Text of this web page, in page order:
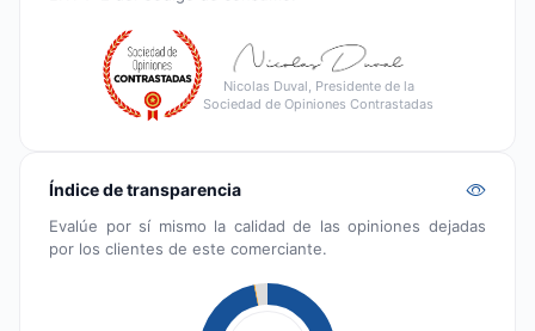
Nicolas Duval, Presidente de la
Sociedad de Opiniones Contrastadas
Índice de transparencia
Evalúe por sí mismo la calidad de las opiniones dejadas
por los clientes de este comerciante.